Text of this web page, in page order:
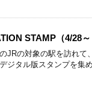
STAMP（4/28～
JRの対象の駅を訪れて
ジタル版スタンプを集